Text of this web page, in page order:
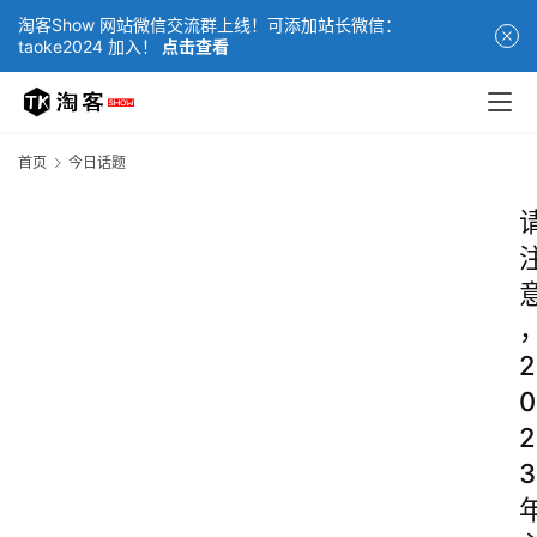
淘客Show 网站微信交流群上线！可添加站长微信：
taoke2024 加入！
点击查看
首页 今日话题
2
0
2
3